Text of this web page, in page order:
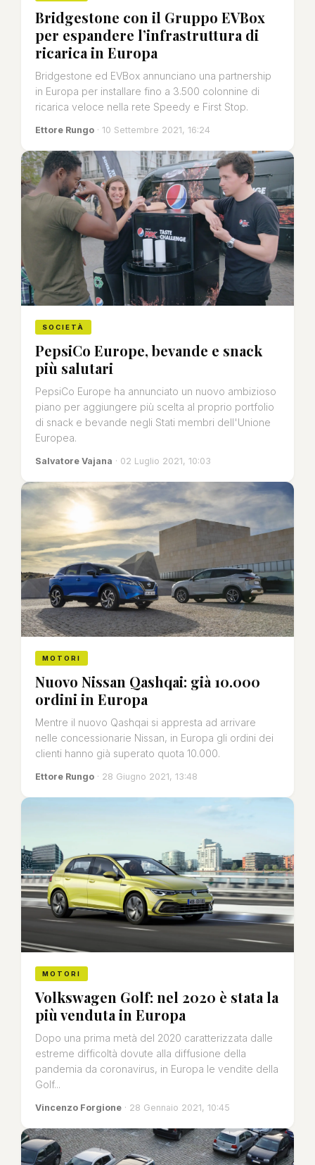
Bridgestone con il Gruppo EVBox
per espandere l’infrastruttura di
ricarica in Europa
Bridgestone ed EVBox annunciano una partnership
in Europa per installare fino a 3.500 colonnine di
ricarica veloce nella rete Speedy e First Stop.
Ettore Rungo · 10 Settembre 2021, 16:24
SOCIETÀ
PepsiCo Europe, bevande e snack
più salutari
PepsiCo Europe ha annunciato un nuovo ambizioso
piano per aggiungere più scelta al proprio portfolio
di snack e bevande negli Stati membri dell'Unione
Europea.
Salvatore Vajana · 02 Luglio 2021, 10:03
MOTORI
Nuovo Nissan Qashqai: già 10.000
ordini in Europa
Mentre il nuovo Qashqai si appresta ad arrivare
nelle concessionarie Nissan, in Europa gli ordini dei
clienti hanno già superato quota 10.000.
Ettore Rungo · 28 Giugno 2021, 13:48
MOTORI
Volkswagen Golf: nel 2020 è stata la
più venduta in Europa
Dopo una prima metà del 2020 caratterizzata dalle
estreme difficoltà dovute alla diffusione della
pandemia da coronavirus, in Europa le vendite della
Golf...
Vincenzo Forgione · 28 Gennaio 2021, 10:45